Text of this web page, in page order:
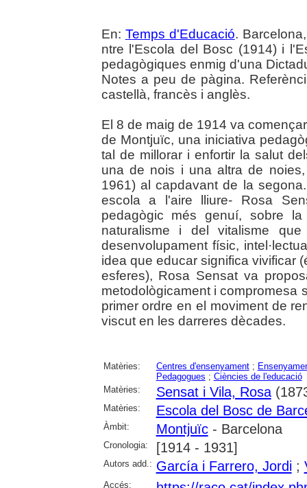
En: Temps d'Educació.
ntre l'Escola del Bosc (1914) i
pedagògiques enmig d'una
Notes a peu de pàgina.
castellà, francès i anglès.
El 8 de maig de 1914 va
de Montjuïc, una iniciativa
tal de millorar i enfortir la salut
una de nois i una altra de
1961) al capdavant de la
escola a l'aire lliure- Rosa
pedagògic més genuí, sobre
naturalisme i del vitalisme
desenvolupament físic,
idea que educar significa vivificar
esferes), Rosa Sensat va
metodològicament i compromesa
primer ordre en el moviment de
viscut en les darreres dècades.
Matèries: Centres d'ensenyament;
Pedagogues ; Ciències de l'educació
Matèries:
Sensat i Vila, Rosa
Matèries: Escola del Bosc de
Àmbit: Montjuïc- Barcelona
Cronologia: [1914 - 1931]
Autors add.: García i Farrero, Jordi;
Accés: